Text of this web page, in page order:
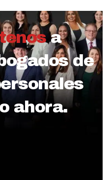
a
de
ahora.